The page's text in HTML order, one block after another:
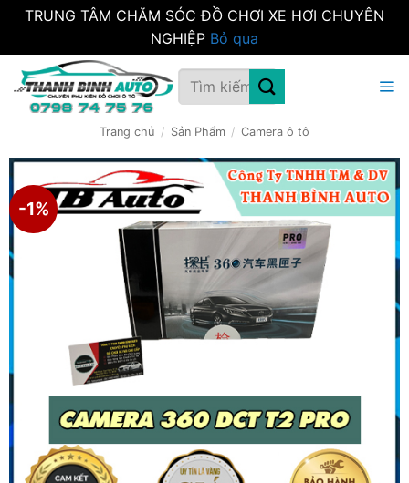
TRUNG TÂM CHĂM SÓC ĐỒ CHƠI XE HƠI CHUYÊN
NGHIỆP Bỏ qua
qua
Tìm
kiếm:
Trang chủ / Sản Phẩm / Camera ô tô
-1%